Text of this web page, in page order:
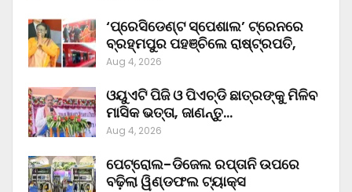
‘ପ୍ରେସିଡେଣ୍ଟ ସ୍ପେଶାଲ’ ଟ୍ରେନରେ
ବ୍ରହ୍ମପୁର ପହଞ୍ଚିଲେ ରାଷ୍ଟ୍ରପତି,
Aug 4, 2026
ଓୟୁଏଟି ପିଜି ଓ ପିଏଚ୍‌ଡି ଛାତ୍ରଙ୍କୁ ମିଳିବ
ମାସିକ ଭତ୍ତା, ଜାଣନ୍ତୁ…
Aug 4, 2026
ପେଟ୍ରୋଲ-ଡିଜେଲ ରପ୍ତାନି ଉପରେ
ବଢ଼ିଲା ୱିଣ୍ଡଫଲ ଟ୍ୟାକ୍ସ